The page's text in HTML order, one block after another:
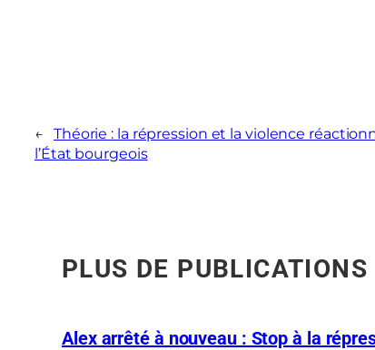
←
Théorie : la répression et la violence
l’État bourgeois
PLUS DE PUBLICATIONS
Alex arrêté à nouveau : Stop à la